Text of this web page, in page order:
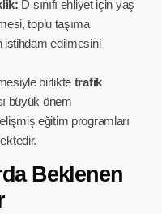
D sınıfı ehliyet için yaş
toplu taşıma
istihdam edilmesini
birlikte trafik
büyük önem
eğitim programları
Beklenen